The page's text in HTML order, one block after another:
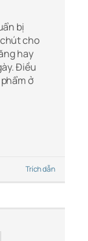
bị
cho
hay
Điều
ở
Trích dẫn